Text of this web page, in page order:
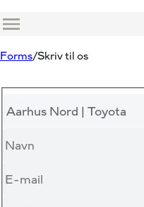
Menu
Forms Skriv til os